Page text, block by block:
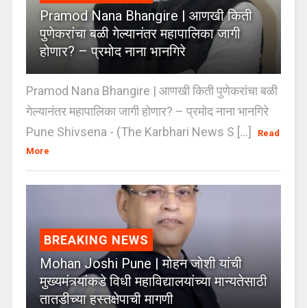
Pramod Nana Bhangire | आणखी किती
पुणेकरांचा बळी गेल्यानंतर महापालिका जागी
होणार? – प्रमोद नाना भानगिरे
Pramod Nana Bhangire | आणखी किती पुणेकरांचा बळी
गेल्यानंतर महापालिका जागी होणार? – प्रमोद नाना भानगिरे
Pune Shivsena - (The Karbhari News S [...]
Read
More
BREAKING NEWS
Mohan Joshi Pune | मोहन जोशी यांची
मुख्यमंत्र्यांकडे विधी महाविद्यालयांच्या मान्यतेसाठी
तातडीच्या हस्तक्षेपाची मागणी